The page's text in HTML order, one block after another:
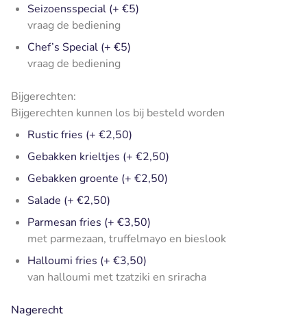
Seizoensspecial (+ €5)
vraag de bediening
Chef’s Special (+ €5)
vraag de bediening
Bijgerechten:
Bijgerechten kunnen los bij besteld worden
Rustic fries (+ €2,50)
Gebakken krieltjes (+ €2,50)
Gebakken groente (+ €2,50)
Salade (+ €2,50)
Parmesan fries (+ €3,50)
met parmezaan, truffelmayo en bieslook
Halloumi fries (+ €3,50)
van halloumi met tzatziki en sriracha
Nagerecht